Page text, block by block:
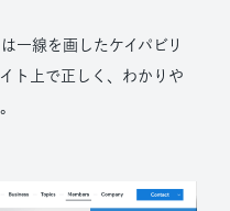
一線を画したケイパビリ
ト上で正しく、わかりや